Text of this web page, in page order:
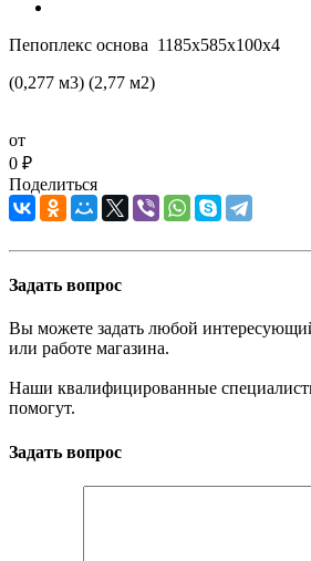
Пепоплекс основа 1185х585х100х4
(0,277 м3) (2,77 м2)
от
0 ₽
Поделиться
Задать вопрос
Вы можете задать любой
или работе магазина.
Наши квалифицированные
помогут.
Задать вопрос